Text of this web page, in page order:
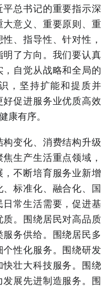
总书记的重要指示深
意义、重要原则、重
、指导性、针对性，
了方向。我们要认真
自觉从战略和全局的
，坚持扩能和提质并
促进服务业优质高效
康有序。
变化、消费结构升级
生产生活重点领域，
不断培育服务业新增
标准化、融合化、国
常生活需要，促进基
。围绕居民对高品质
务供给。围绕居民多
性化服务。围绕研发
壮大科技服务。围绕
展先进制造服务。围